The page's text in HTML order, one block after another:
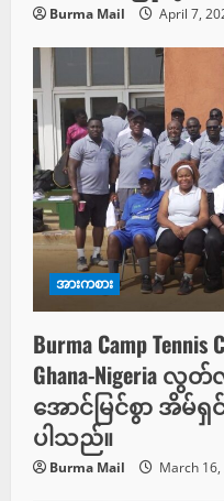
Burma Mail April 7,
အားကစား
Burma Camp
Ghana-Nigeria လွ
အောင်မြင်စွာ အိမ်
ပါသည်။
Burma Mail March